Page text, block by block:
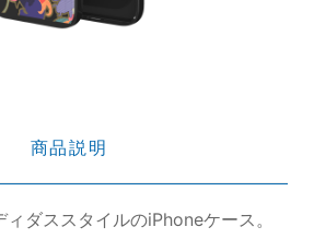
商品説明
ダススタイルのiPhoneケース。